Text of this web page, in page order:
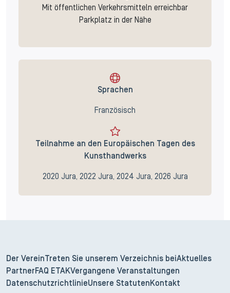
Mit öffentlichen Verkehrsmitteln erreichbar
Parkplatz in der Nähe
Sprachen
Französisch
Teilnahme an den Europäischen Tagen des
Kunsthandwerks
2020 Jura, 2022 Jura, 2024 Jura, 2026 Jura
Der Verein Treten Sie unserem Verzeichnis beiAktuelles
Partner FAQ ETAKVergangene Veranstaltungen
DatenschutzrichtlinieUnsere Statuten Kontakt